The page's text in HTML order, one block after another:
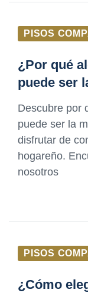
PISOS
¿Por qué
puede ser
Descubre por
puede ser la
disfrutar de
hogareño.
nosotros
PISOS
¿Cómo